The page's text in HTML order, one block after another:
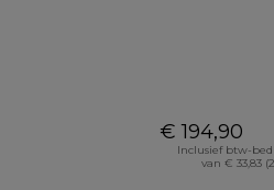
€ 194,90
Inclusief btw-
van € 33,83